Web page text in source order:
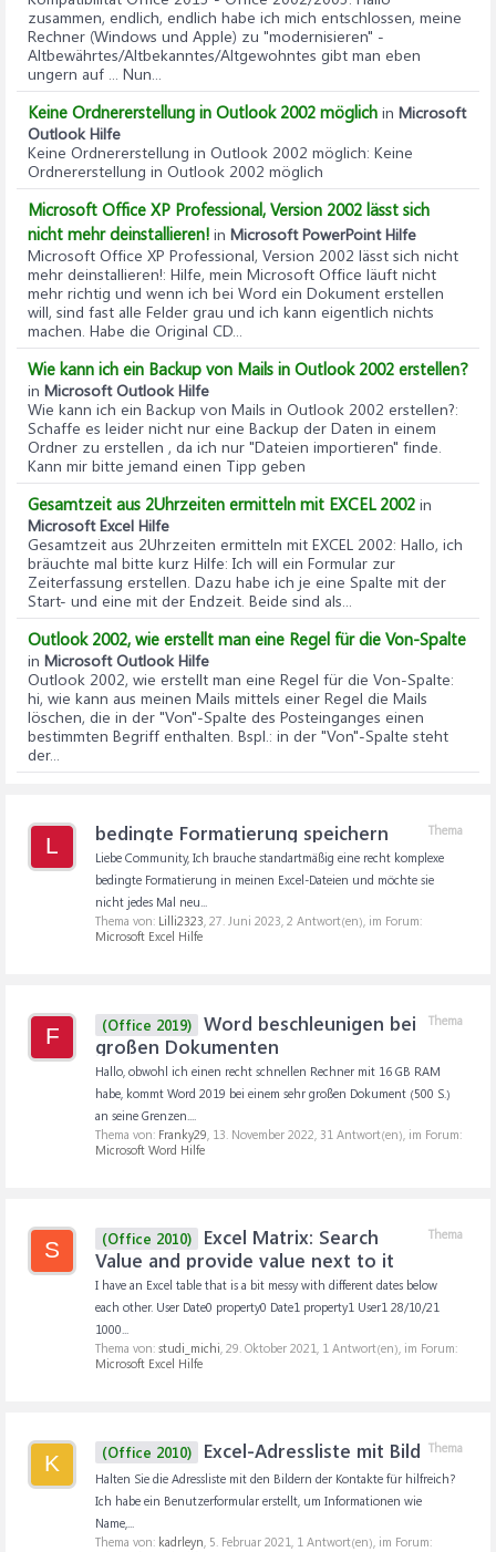
zusammen, endlich, endlich habe ich mich entschlossen, meine
Rechner (Windows und Apple) zu "modernisieren" -
Altbewährtes/Altbekanntes/Altgewohntes gibt man eben
ungern auf ... Nun...
Keine Ordnererstellung in Outlook 2002 möglich in Microsoft
Outlook Hilfe
Keine Ordnererstellung in Outlook 2002 möglich: Keine
Ordnererstellung in Outlook 2002 möglich
Microsoft Office XP Professional, Version 2002 lässt sich
nicht mehr deinstallieren! in Microsoft PowerPoint Hilfe
Microsoft Office XP Professional, Version 2002 lässt sich nicht
mehr deinstallieren!: Hilfe, mein Microsoft Office läuft nicht
mehr richtig und wenn ich bei Word ein Dokument erstellen
will, sind fast alle Felder grau und ich kann eigentlich nichts
machen. Habe die Original CD...
Wie kann ich ein Backup von Mails in Outlook 2002 erstellen?
in Microsoft Outlook Hilfe
Wie kann ich ein Backup von Mails in Outlook 2002 erstellen?:
Schaffe es leider nicht nur eine Backup der Daten in einem
Ordner zu erstellen , da ich nur "Dateien importieren" finde.
Kann mir bitte jemand einen Tipp geben
Gesamtzeit aus 2Uhrzeiten ermitteln mit EXCEL 2002 in
Microsoft Excel Hilfe
Gesamtzeit aus 2Uhrzeiten ermitteln mit EXCEL 2002: Hallo, ich
bräuchte mal bitte kurz Hilfe: Ich will ein Formular zur
Zeiterfassung erstellen. Dazu habe ich je eine Spalte mit der
Start- und eine mit der Endzeit. Beide sind als...
Outlook 2002, wie erstellt man eine Regel für die Von-Spalte
in Microsoft Outlook Hilfe
Outlook 2002, wie erstellt man eine Regel für die Von-Spalte:
hi, wie kann aus meinen Mails mittels einer Regel die Mails
löschen, die in der "Von"-Spalte des Posteinganges einen
bestimmten Begriff enthalten. Bspl.: in der "Von"-Spalte steht
der...
L
Thema
bedingte Formatierung speichern
Liebe Community, Ich brauche standartmäßig eine recht komplexe
bedingte Formatierung in meinen Excel-Dateien und möchte sie
nicht jedes Mal neu...
Thema von: Lilli2323, 27. Juni 2023, 2 Antwort(en), im Forum:
Microsoft Excel Hilfe
F
Thema
(Office 2019)
Word beschleunigen bei
großen Dokumenten
Hallo, obwohl ich einen recht schnellen Rechner mit 16 GB RAM
habe, kommt Word 2019 bei einem sehr großen Dokument (500 S.)
an seine Grenzen....
Thema von: Franky29, 13. November 2022, 31 Antwort(en), im Forum:
Microsoft Word Hilfe
S
Thema
(Office 2010)
Excel Matrix: Search
Value and provide value next to it
I have an Excel table that is a bit messy with different dates below
each other. User Date0 property0 Date1 property1 User1 28/10/21
1000...
Thema von: studi_michi, 29. Oktober 2021, 1 Antwort(en), im Forum:
Microsoft Excel Hilfe
K
Thema
(Office 2010) Excel-Adressliste mit Bild
Halten Sie die Adressliste mit den Bildern der Kontakte für hilfreich?
Ich habe ein Benutzerformular erstellt, um Informationen wie
Name,...
Thema von: kadrleyn, 5. Februar 2021, 1 Antwort(en), im Forum: